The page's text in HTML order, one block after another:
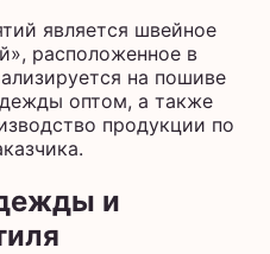
является швейное
расположенное в
на пошиве
оптом, а также
продукции по
и